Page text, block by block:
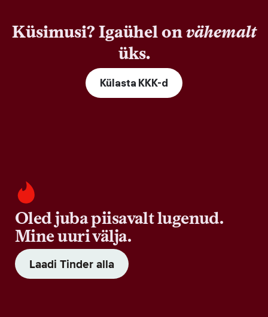
Küsimusi? Igaühel onvähemalt
üks.
Külasta KKK-d
Oled juba piisavalt lugenud.
Mine uuri välja.
Laadi Tinder alla